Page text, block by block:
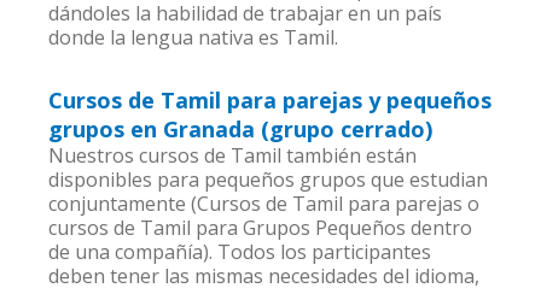
dándoles la habilidad de trabajar en un país
donde la lengua nativa es Tamil.
Cursos de Tamil para parejas y pequeños
grupos en Granada (grupo cerrado)
Nuestros cursos de Tamil también están
disponibles para pequeños grupos que estudian
conjuntamente (Cursos de Tamil para parejas o
cursos de Tamil para Grupos Pequeños dentro
de una compañía). Todos los participantes
deben tener las mismas necesidades del idioma,